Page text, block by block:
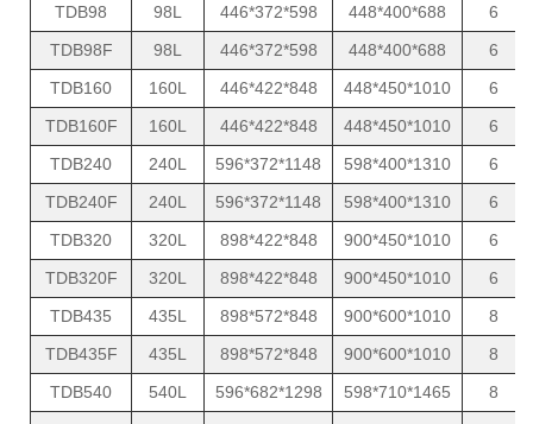
TDB98 98L 446*372*598 448*400*688
6
TDB98F
98L 446*372*598 448*400*688
6
TDB160
160L 446*422*848 448*450*1010
6
TDB160F
160L 446*422*848 448*450*1010
6
TDB240
240L 596*372*1148 598*400*1310
6
TDB240F
240L 596*372*1148 598*400*1310
6
TDB320
320L 898*422*848 900*450*1010
6
TDB320F
320L 898*422*848 900*450*1010
6
TDB435
435L 898*572*848 900*600*1010
8
TDB435F
435L 898*572*848 900*600*1010
8
TDB540
540L 596*682*1298 598*710*1465
8